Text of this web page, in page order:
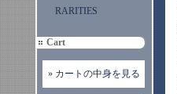
RARITIES
Cart
» カートの中身を見る